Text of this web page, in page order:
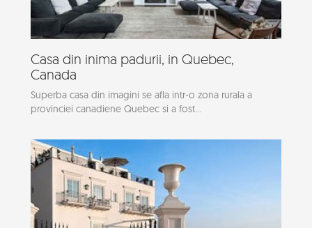
Casa din inima padurii, in Quebec,
Canada
Superba casa din imagini se afla intr-o zona rurala a
provinciei canadiene Quebec si a fost...